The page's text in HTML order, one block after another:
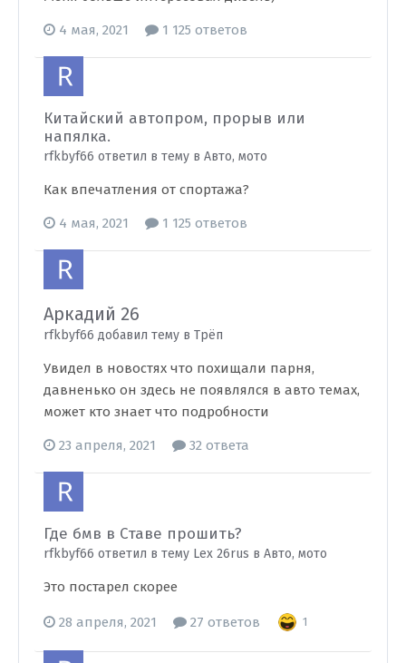
4 мая, 2021 1 125 ответов
Китайский автопром, прорыв или
напялка.
rfkbyf66 ответил в тему в Авто, мото
Как впечатления от спортажа?
4 мая, 2021 1 125 ответов
Аркадий 26
rfkbyf66 добавил тему в Трёп
Увидел в новостях что похищали парня,
давненько он здесь не появлялся в авто темах,
может кто знает что подробности
23 апреля, 2021 32 ответа
Где бмв в Ставе прошить?
rfkbyf66 ответил в тему Lex 26rus в Авто, мото
Это постарел скорее
28 апреля, 2021 27 ответов 1